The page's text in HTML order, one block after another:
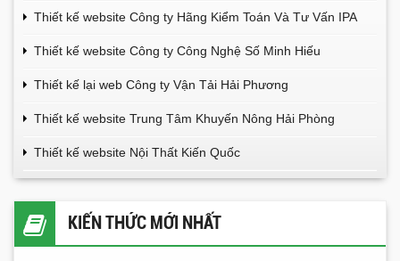
Thiết kế website Công ty Hãng Kiểm Toán Và Tư Vấn IPA
Thiết kế website Công ty Công Nghệ Số Minh Hiếu
Thiết kế lại web Công ty Vận Tải Hải Phương
Thiết kế website Trung Tâm Khuyến Nông Hải Phòng
Thiết kế website Nội Thất Kiến Quốc
KIẾN THỨC MỚI NHẤT